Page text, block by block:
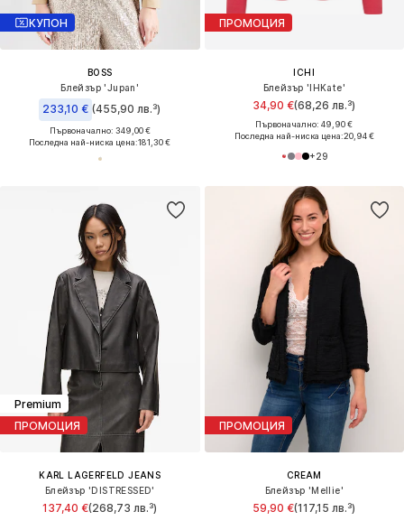
КУПОН
BOSS
Блейзър 'Jupan'
233,10 € (455,90 лв.³)
Първоначално: 349,00 €
Последна най-ниска цена:181,30 €
ПРОМОЦИЯ
ICHI
Блейзър 'IHKate'
34,90 €(68,26 лв.³)
Първоначално: 49,90 €
Последна най-ниска цена:20,94 €
+29
Premium
ПРОМОЦИЯ
KARL LAGERFELD JEANS
Блейзър 'DISTRESSED'
137,40 €(268,73 лв.³)
ПРОМОЦИЯ
CREAM
Блейзър 'Mellie'
59,90 €(117,15 лв.³)